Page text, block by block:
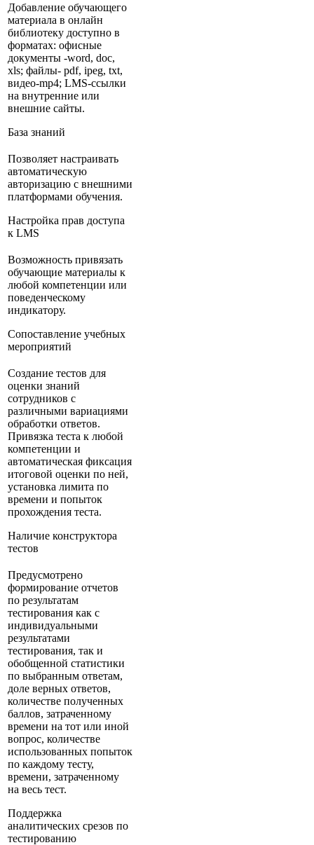
Добавление обучающего
материала в онлайн
библиотеку доступно в
форматах: офисные
документы -word, doc,
xls; файлы- pdf, ipeg, txt,
видео-mp4; LMS-ссылки
на внутренние или
внешние сайты.
База знаний
Позволяет настраивать
автоматическую
авторизацию с внешними
платформами обучения.
Настройка прав доступа
к LMS
Возможность привязать
обучающие материалы к
любой компетенции или
поведенческому
индикатору.
Сопоставление учебных
мероприятий
Создание тестов для
оценки знаний
сотрудников с
различными вариациями
обработки ответов.
Привязка теста к любой
компетенции и
автоматическая фиксация
итоговой оценки по ней,
установка лимита по
времени и попыток
прохождения теста.
Наличие конструктора
тестов
Предусмотрено
формирование отчетов
по результатам
тестирования как с
индивидуальными
результатами
тестирования, так и
обобщенной статистики
по выбранным ответам,
доле верных ответов,
количестве полученных
баллов, затраченному
времени на тот или иной
вопрос, количестве
использованных попыток
по каждому тесту,
времени, затраченному
на весь тест.
Поддержка
аналитических срезов по
тестированию